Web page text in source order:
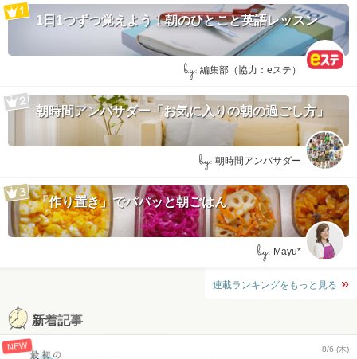
1日1つずつ覚えよう！朝のひとこと英語レッスン
by: 編集部（協力：eステ）
朝時間アンバサダー「お気に入りの朝の過ごし方」
by: 朝時間アンバサダー
「作り置き」でパパッと朝ごはん
by: Mayu*
連載ランキングをもっと見る
新着記事
NEW 8/6 (木)